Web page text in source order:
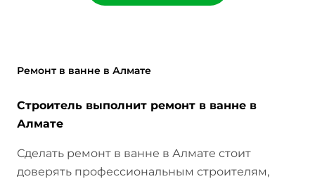
Ремонт в ванне в Алмате
Строитель выполнит ремонт в ванне в
Алмате
Сделать ремонт в ванне в Алмате стоит
доверять профессиональным строителям,